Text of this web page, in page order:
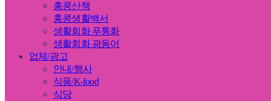
홍콩산책
홍콩생활백서
생활회화 푸통화
생활회화 광동어
업체/광고
안내/행사
식품/K-food
식당